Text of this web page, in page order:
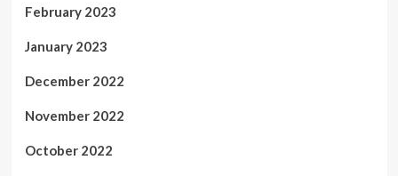
February 2023
January 2023
December 2022
November 2022
October 2022